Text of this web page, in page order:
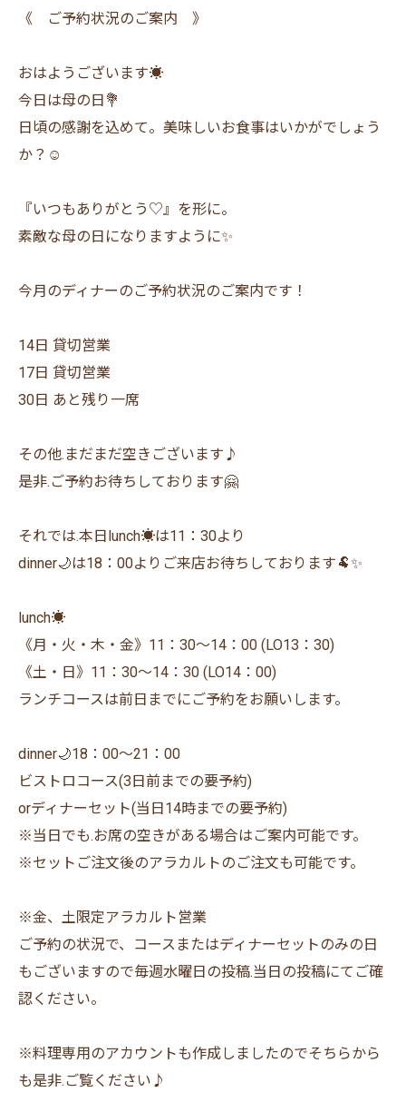
《 ご予約状況のご案内 》
おはようございます☀️
今日は母の日💐
日頃の感謝を込めて。美味しいお食事はいかがでしょう
か？☺️
『いつもありがとう♡』を形に。
素敵な母の日になりますように✨
今月のディナーのご予約状況のご案内です！
14日 貸切営業
17日 貸切営業
30日 あと残り一席
その他.まだまだ空きございます♪
是非.ご予約お待ちしております🤗
それでは.本日lunch☀️は11：30より
dinner🌙は18：00よりご来店お待ちしております🐏✨
lunch☀️
《月・火・木・金》11：30〜14：00 (LO13：30)
《土・日》11：30〜14：30 (LO14：00)
ランチコースは前日までにご予約をお願いします。
dinner🌙18：00〜21：00
ビストロコース(3日前までの要予約)
orディナーセット(当日14時までの要予約)
※当日でも.お席の空きがある場合はご案内可能です。
※セットご注文後のアラカルトのご注文も可能です。
※金、土限定アラカルト営業
ご予約の状況で、コースまたはディナーセットのみの日
もございますので毎週水曜日の投稿.当日の投稿にてご確
認ください。
※料理専用のアカウントも作成しましたのでそちらから
も是非.ご覧ください♪